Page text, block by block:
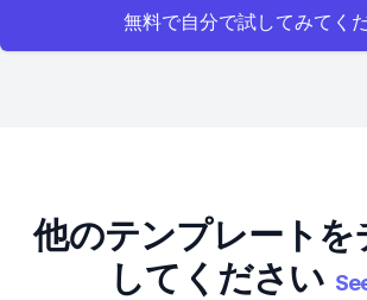
無料で自分で試してみてく
他のテンプレートを
してください